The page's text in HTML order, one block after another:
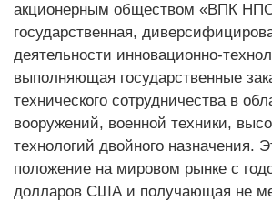
акционерным обществом «ВПК
государственная,
деятельности инновационно-
выполняющая государственные
технического сотрудничества в
вооружений, военной техники,
технологий двойного назначения.
положение на мировом рынке с
долларов США и получающая не